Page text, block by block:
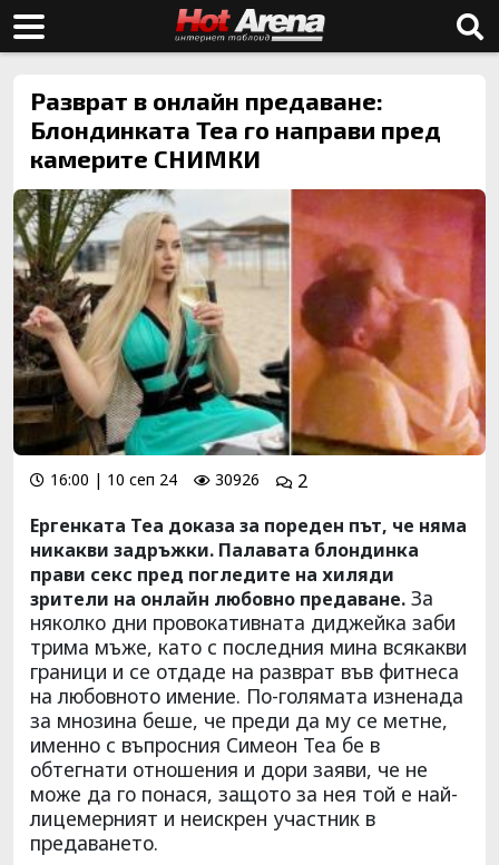
Разврат в онлайн предаване:
Блондинката Теа го направи пред
камерите СНИМКИ
16:00 | 10 сеп 24 30926
2
Ергенката Теа доказа за пореден път, че няма
никакви задръжки. Палавата блондинка
прави секс пред погледите на хиляди
зрители на онлайн любовно предаване. За
няколко дни провокативната диджейка заби
трима мъже, като с последния мина всякакви
граници и се отдаде на разврат във фитнеса
на любовното имение. По-голямата изненада
за мнозина беше, че преди да му се метне,
именно с въпросния Симеон Теа бе в
обтегнати отношения и дори заяви, че не
може да го понася, защото за нея той е най-
лицемерният и неискрен участник в
предаването.